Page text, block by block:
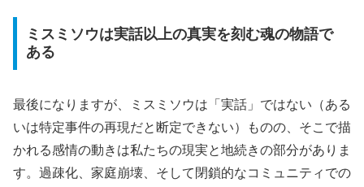
ミスミソウは実話以上の真実を刻む魂の物語で
ある
最後になりますが、ミスミソウは「実話」ではない（ある
いは特定事件の再現だと断定できない）ものの、そこで描
かれる感情の動きは私たちの現実と地続きの部分がありま
す。過疎化、家庭崩壊、そして閉鎖的なコミュニティでの